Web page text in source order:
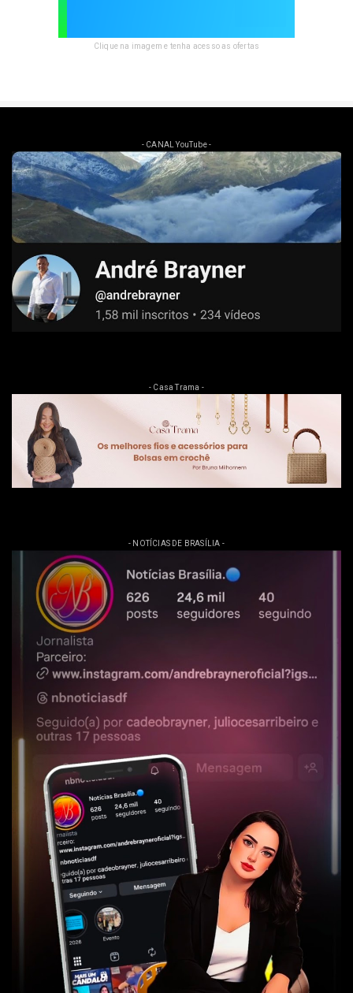
Clique na imagem e tenha acesso as ofertas
- CANAL YouTube -
- Casa Trama -
- NOTÍCIAS DE BRASÍLIA -